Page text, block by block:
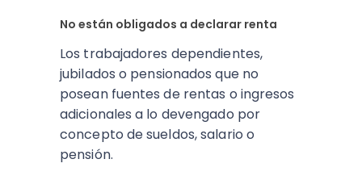
No están obligados a declarar renta
Los trabajadores dependientes,
jubilados o pensionados que no
posean fuentes de rentas o ingresos
adicionales a lo devengado por
concepto de sueldos, salario o
pensión.